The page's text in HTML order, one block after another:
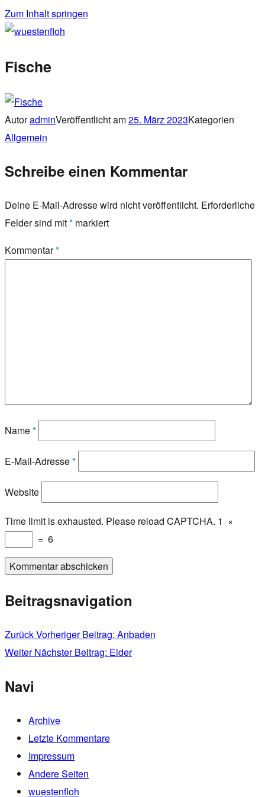
Zum Inhalt springen
wuestenfloh
Fische
AutoradminVeröffentlicht am25. März 2023Kategorien
Allgemein
Schreibe einen Kommentar
Deine E-Mail-Adresse wird nicht veröffentlicht. Erforderliche
Felder sind mit* markiert
Kommentar*
Name*
E-Mail-Adresse*
Website
Time limit is exhausted. Please reload CAPTCHA. 1 ×
= 6
Beitragsnavigation
ZurückVorheriger Beitrag: Anbaden
Weiter Nächster Beitrag: Eider
Navi
Archive
Letzte Kommentare
Impressum
Andere Seiten
wuestenfloh